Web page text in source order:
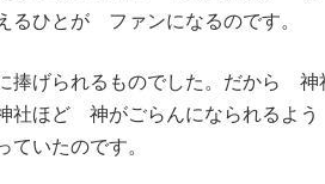
るひとが ファンになるのです。
げられるものでした。だから 神
社ほど 神がごらんになられるよ
いたのです。